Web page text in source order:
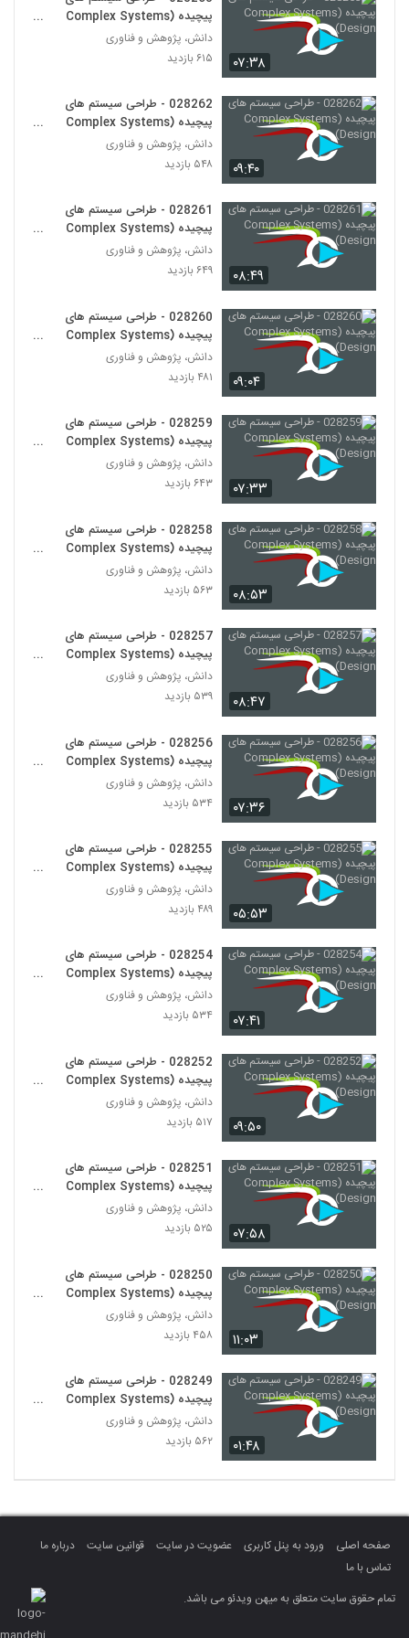
254
028265 - سیستم های سازگار پیچیده
(Complex Adaptive Systems)
255
(Complex Adaptive Systems)
۵۷۱ بازدید
028267 - سیستم های سازگار پیچیده
(Complex Adaptive Systems)
۵۸۸ بازدید
028268 - سیستم های سازگار پیچیده
258
(Complex Adaptive Systems)
۶۲۱ بازدید
259
028270 - سیستم های سازگار پیچیده
(Complex Adaptive Systems)
028271 - سیستم های سازگار پیچیده
261
(Complex Adaptive Systems)
۵۸۹ بازدید
262
028273 - سیستم های سازگار پیچیده
(Complex Adaptive Systems)
028274 - سیستم های سازگار پیچیده
۵۱۳ بازدید
264
028275 - سیستم های سازگار پیچیده
(Complex Adaptive Systems)
۵۸۸ بازدید
028276 - سیستم های سازگار پیچیده
(Complex Adaptive Systems)
028277 - سیستم های سازگار پیچیده
۵۳۲ بازدید
267
028278 - سیستم های سازگار پیچیده
(Complex Adaptive Systems)
028279 - سیستم های سازگار پیچیده
(Complex Adaptive Systems)
۶۴۳ بازدید
028280 - سیستم های سازگار پیچیده
۵۷۲ بازدید
270
028281 - (Token Economics)
۵۰۵ بازدید
271
028282 - (Token Economics)
028283 - (Token Economics)
۴۷۰ بازدید
273
028284 - (Token Economics)
۳۶۶ بازدید
274
028285 - (Token Economics)
۴۲۲ بازدید
028287 - (Blockchain)
۰۷:۳۸
پیچیده (Complex Systems
Design)
دانش، پژوهش و فناوری
۶۱۵ بازدید
۰۹:۴۰
028262 - طراحی سیستم های
پیچیده (Complex Systems
Design)
دانش، پژوهش و فناوری
۵۴۸ بازدید
۰۸:۴۹
028261 - طراحی سیستم های
پیچیده (Complex Systems
Design)
دانش، پژوهش و فناوری
۶۴۹ بازدید
۰۹:۰۴
028260 - طراحی سیستم های
پیچیده (Complex Systems
Design)
دانش، پژوهش و فناوری
۴۸۱ بازدید
۰۷:۳۳
028259 - طراحی سیستم های
پیچیده (Complex Systems
Design)
دانش، پژوهش و فناوری
۶۴۳ بازدید
۰۸:۵۳
028258 - طراحی سیستم های
پیچیده (Complex Systems
Design)
دانش، پژوهش و فناوری
۵۶۳ بازدید
۰۸:۴۷
028257 - طراحی سیستم های
پیچیده (Complex Systems
Design)
دانش، پژوهش و فناوری
۵۳۹ بازدید
۰۷:۳۶
028256 - طراحی سیستم های
پیچیده (Complex Systems
Design)
دانش، پژوهش و فناوری
۵۳۴ بازدید
۰۵:۵۳
028255 - طراحی سیستم های
پیچیده (Complex Systems
Design)
دانش، پژوهش و فناوری
۴۸۹ بازدید
۰۷:۴۱
028254 - طراحی سیستم های
پیچیده (Complex Systems
Design)
دانش، پژوهش و فناوری
۵۳۴ بازدید
۰۹:۵۰
028252 - طراحی سیستم های
پیچیده (Complex Systems
Design)
دانش، پژوهش و فناوری
۵۱۷ بازدید
۰۷:۵۸
028251 - طراحی سیستم های
پیچیده (Complex Systems
Design)
دانش، پژوهش و فناوری
۵۲۵ بازدید
۱۱:۰۳
028250 - طراحی سیستم های
پیچیده (Complex Systems
Design)
دانش، پژوهش و فناوری
۴۵۸ بازدید
۰۱:۴۸
028249 - طراحی سیستم های
پیچیده (Complex Systems
Design)
دانش، پژوهش و فناوری
۵۶۲ بازدید
صفحه اصلی ورود به پنل کاربری عضویت در سایت قوانین سایت
درباره ما
تماس با ما
تمام حقوق سایت متعلق به میهن ویدئو می باشد.